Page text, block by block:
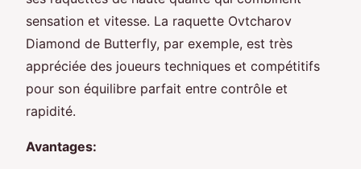
sensation et vitesse. La raquette Ovtcharov
Diamond de Butterfly, par exemple, est très
appréciée des joueurs techniques et compétitifs
pour son équilibre parfait entre contrôle et
rapidité.
Avantages: